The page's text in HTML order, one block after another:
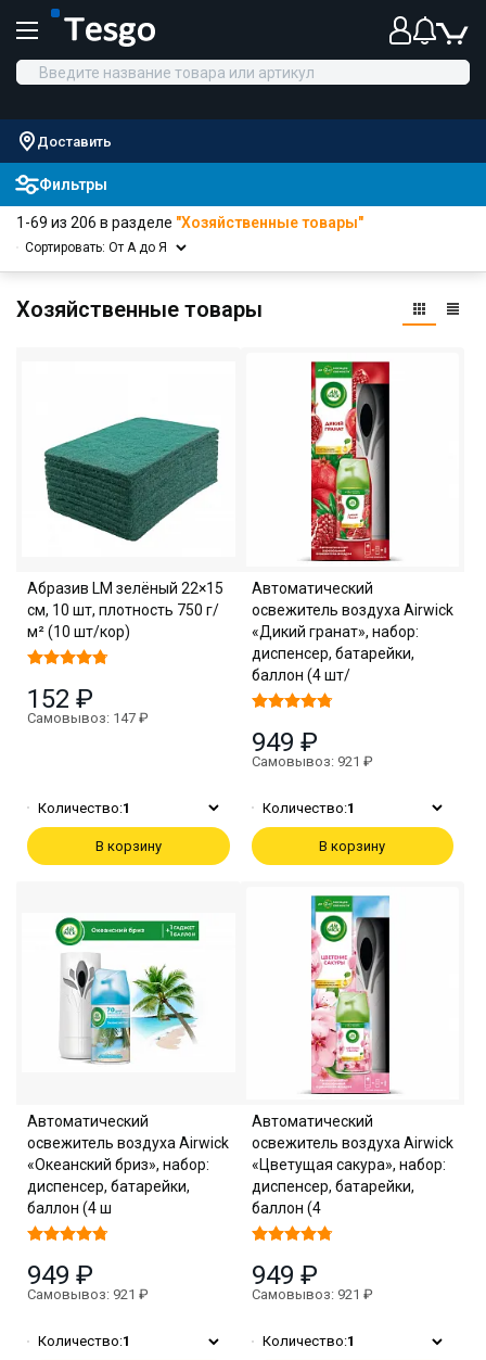
Доставить
Фильтры
1-69 из 206 в разделе "Хозяйственные товары"
Сортировать: От А до Я
Хозяйственные товары
Абразив LM зелёный 22×15
см, 10 шт, плотность 750 г/
м² (10 шт/кор)
152 ₽
Самовывоз: 147 ₽
Количество:1
В корзину
Автоматический
освежитель воздуха Airwick
«Дикий гранат», набор:
диспенсер, батарейки,
баллон (4 шт/
949 ₽
Самовывоз: 921 ₽
Количество:1
В корзину
Автоматический
освежитель воздуха Airwick
«Океанский бриз», набор:
диспенсер, батарейки,
баллон (4 ш
949 ₽
Самовывоз: 921 ₽
Количество:1
Автоматический
освежитель воздуха Airwick
«Цветущая сакура», набор:
диспенсер, батарейки,
баллон (4
949 ₽
Самовывоз: 921 ₽
Количество:1